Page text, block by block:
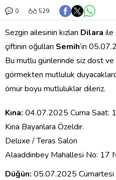
0 529
Sezgin ailesinin kızları Dilara ile
çiftinin oğulları Semih‘in
Bu mutlu günlerinde siz dost ve
görmekten mutluluk
ömür boyu mutluluklar dileriz.
Kına: 04.07.2025 Cuma Saat:
Kına Bayanlara Özeldir.
Deluxe / Teras Salon
Alaaddinbey Mahallesi No: 17
Düğün: 05.07.2025 Cumartesi